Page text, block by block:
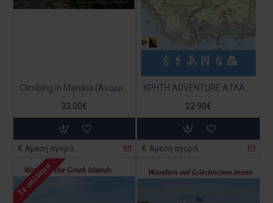
33.00€
Άμεση αγορά
22.90€
Άμεση αγορά
Σε απόθεμα